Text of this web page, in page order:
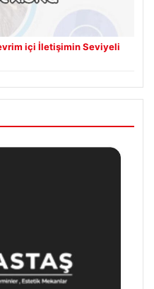
içi İletişimin Seviyeli